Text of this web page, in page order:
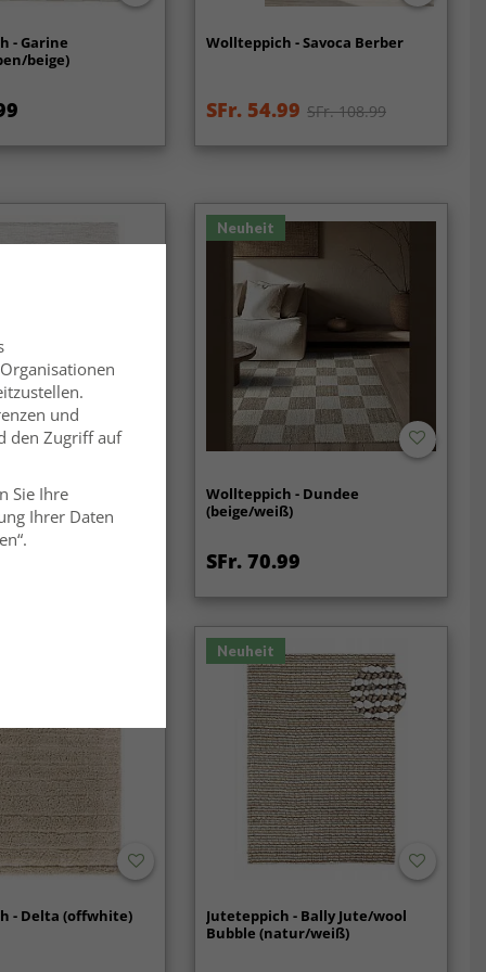
- Garine
beige)
Wollteppich - Savoca Berber
SFr. 54.99 SFr. 108.99
- Wellington (weiß)
Neuheit
Wollteppich - Dundee
(beige/weiß)
SFr. 70.99
- Delta (offwhite)
Neuheit
Juteteppich - Bally Jute/wool
Bubble (natur/weiß)
und
den Zugriff auf
Sie Ihre
Ihrer Daten